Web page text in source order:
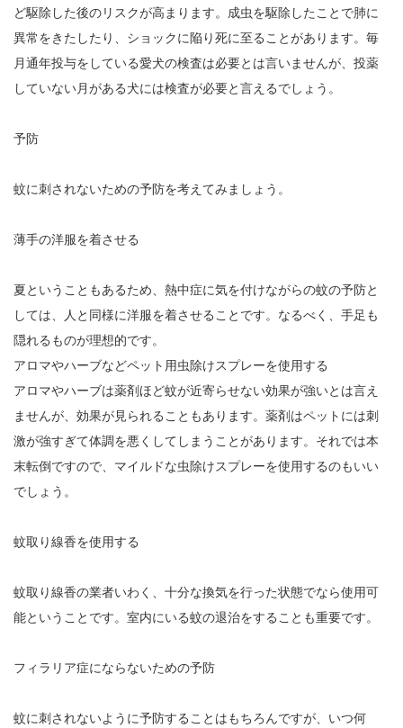
ど駆除した後のリスクが高まります。成虫を駆除したことで肺に
異常をきたしたり、ショックに陥り死に至ることがあります。毎
月通年投与をしている愛犬の検査は必要とは言いませんが、投薬
していない月がある犬には検査が必要と言えるでしょう。
予防
蚊に刺されないための予防を考えてみましょう。
薄手の洋服を着させる
夏ということもあるため、熱中症に気を付けながらの蚊の予防と
しては、人と同様に洋服を着させることです。なるべく、手足も
隠れるものが理想的です。
アロマやハーブなどペット用虫除けスプレーを使用する
アロマやハーブは薬剤ほど蚊が近寄らせない効果が強いとは言え
ませんが、効果が見られることもあります。薬剤はペットには刺
激が強すぎて体調を悪くしてしまうことがあります。それでは本
末転倒ですので、マイルドな虫除けスプレーを使用するのもいい
でしょう。
蚊取り線香を使用する
蚊取り線香の業者いわく、十分な換気を行った状態でなら使用可
能ということです。室内にいる蚊の退治をすることも重要です。
フィラリア症にならないための予防
蚊に刺されないように予防することはもちろんですが、いつ何